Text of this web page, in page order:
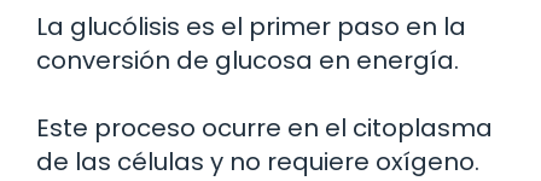
La glucólisis es el primer paso en la
conversión de glucosa en energía.
Este proceso ocurre en el citoplasma
de las células y no requiere oxígeno.